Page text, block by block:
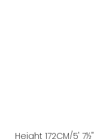
Height 172CM/5' 7½''